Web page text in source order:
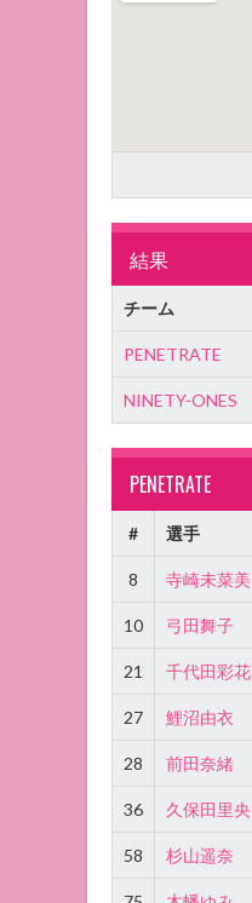
結果
チーム
PENETRATE
NINETY-ONES
PENETRATE
# 選手
8 寺崎未菜美
10 弓田舞子
21 千代田彩花
27 鯉沼由衣
28 前田奈緒
36 久保田里央
58 杉山遥奈